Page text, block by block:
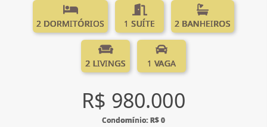
2 DORMITÓRIOS 1 SUÍTE 2 BANHEIROS
2 LIVINGS 1 VAGA
R$ 980.000
Condomínio: R$ 0